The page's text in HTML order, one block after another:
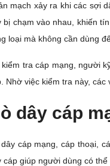
mạch xảy ra khi các sợi
bị chạm vào nhau, khiến
loại mà không cần dùng
kiểm tra cáp mạng, người
Nhờ việc kiểm tra này,
dây cáp
dây cáp mạng, cáp thoại,
cáp giúp người dùng có